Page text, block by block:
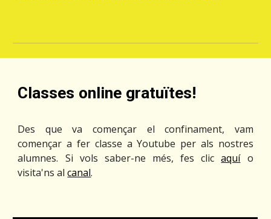
Classes online gratuïtes!
Des que va començar el confinament, vam
començar a fer classe a Youtube per als nostres
alumnes. Si vols saber-ne més, fes clicaquío
visita'ns alcanal.